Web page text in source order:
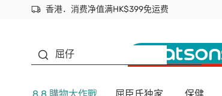
香港．消费净值满HK$399免运费
立即成为易赏钱会员尽享独家优惠
首次APP下单买满$450 输入 NEWAPP 即减$50
屈仔